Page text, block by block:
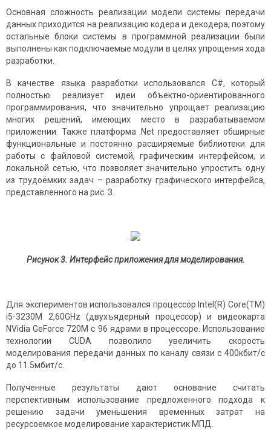
Основная сложность реализации модели системы передачи
данных приходится на реализацию кодера и декодера, поэтому
остальные блоки системы в программной реализации были
выполнены как подключаемые модули в целях упрощения хода
разработки.
В качестве языка разработки использовался C#, который
полностью реализует идеи объектно-ориентированного
программирования, что значительно упрощает реализацию
многих решений, имеющих место в разрабатываемом
приложении. Также платформа .Net предоставляет обширные
функциональные и постоянно расширяемые библиотеки для
работы с файловой системой, графическим интерфейсом, и
локальной сетью, что позволяет значительно упростить одну
из трудоёмких задач ­– разработку графического интерфейса,
представленного на рис. 3.
Рисунок 3. Интерфейс приложения для моделирования.
Для экспериментов использовался процессор Intel(R) Core(TM)
i5-3230М 2,60GHz (двухъядерный процессор) и видеокарта
NVidia GeForce 720M c 96 ядрами в процессоре. Использование
технологии CUDA позволило увеличить скорость
моделирования передачи данных по каналу связи с 400кбит/с
до 11.5мбит/с.
Полученные результаты дают основание считать
перспективным использование предложенного подхода к
решению задачи уменьшения временных затрат на
ресурсоемкое моделирование характеристик МПД.